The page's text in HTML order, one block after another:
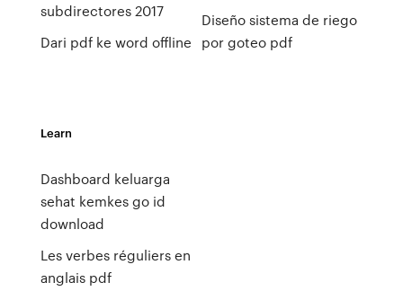
subdirectores 2017
Dari pdf ke word offline
Diseño sistema de riego
por goteo pdf
Learn
Dashboard keluarga
sehat kemkes go id
download
Les verbes réguliers en
anglais pdf